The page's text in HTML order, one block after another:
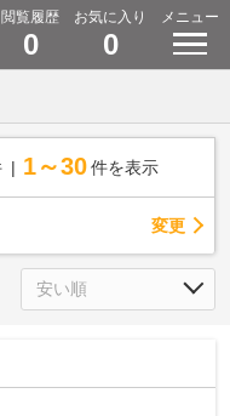
閲覧履歴
0
お気に入り
0
メニュー
1～30 件を表示
変更